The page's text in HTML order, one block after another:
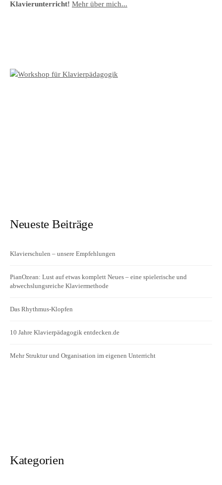
Klavierunterricht! Mehr über mich...
Neueste Beiträge
Klavierschulen – unsere Empfehlungen
PianOzean: Lust auf etwas komplett Neues – eine spielerische und
abwechslungsreiche Klaviermethode
Das Rhythmus-Klopfen
10 Jahre Klavierpädagogik entdecken.de
Mehr Struktur und Organisation im eigenen Unterricht
Kategorien